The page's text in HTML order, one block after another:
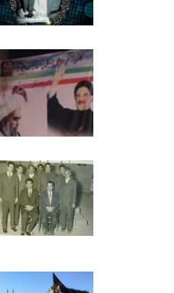
19 Tir 1403 - 10:41
19 Tir 1403 - 10:35
19 Tir 1403 - 10:34